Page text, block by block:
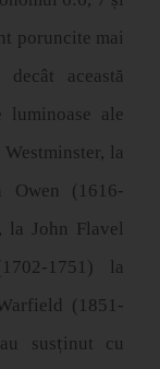
poruncite mai
decât această
luminoase ale
la
Owen (1616-
la John Flavel
1751) la
(1851-
susținut cu